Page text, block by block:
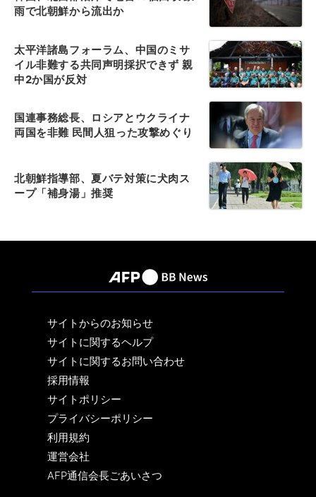
雨で北朝鮮から流出か
太平洋諸島フォーラム、中国のミサ
イル非難する共同声明採択できず 親
中2か国が反対
国連事務総長、ロシアとウクライナ
両国を非難 民間人狙った攻撃めぐり
北朝鮮指導部、夏バテ対策に犬肉ス
ープ「補身湯」推奨
サイトからのお知らせ
サイトに関するヘルプ
サイトに関するお問い合わせ
採用情報
サイトポリシー
プライバシーポリシー
利用規約
運営会社
AFP通信会長ごあいさつ